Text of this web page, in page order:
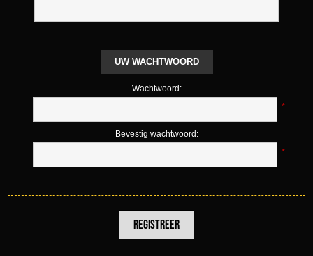
UW WACHTWOORD
Wachtwoord:
*
Bevestig wachtwoord:
*